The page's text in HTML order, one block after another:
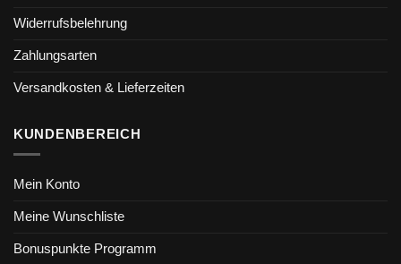
Widerrufsbelehrung
Zahlungsarten
Versandkosten & Lieferzeiten
KUNDENBEREICH
Mein Konto
Meine Wunschliste
Bonuspunkte Programm